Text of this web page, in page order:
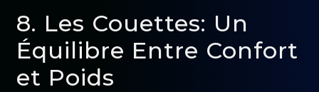
8. Les Couettes: Un
Équilibre Entre Confort
et Poids